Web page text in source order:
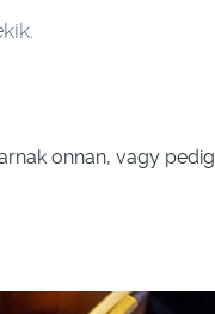
onnan, vagy pedig